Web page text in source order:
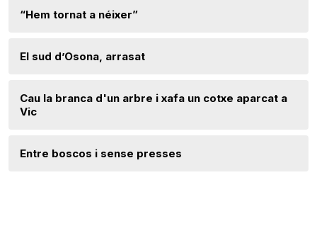
“Hem tornat a néixer”
El sud d’Osona, arrasat
Cau la branca d'un arbre i xafa un cotxe aparcat a
Vic
Entre boscos i sense presses